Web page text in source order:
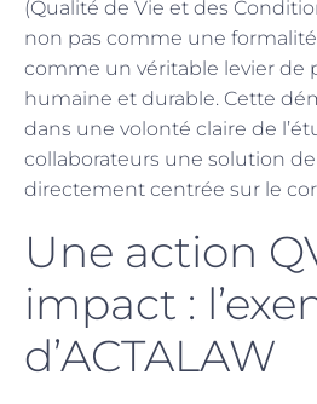
(Qualité de Vie et des
non pas comme une formalité
comme un véritable levier de
humaine et durable. Cette
dans une volonté claire de
collaborateurs une solution
directement centrée sur le
Une action
impact :
d’ACTALAW